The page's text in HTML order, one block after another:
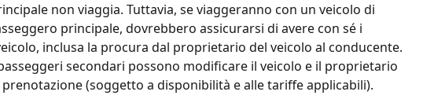
non viaggia. Tuttavia, se viaggeranno con un veicolo di
principale, dovrebbero assicurarsi di avere con sé i
inclusa la procura dal proprietario del veicolo al conducente.
secondari possono modificare il veicolo e il proprietario
(soggetto a disponibilità e alle tariffe applicabili).